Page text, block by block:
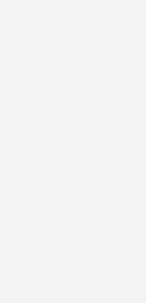
neben der U-Wert-
mehr oder weniger gut
geeignet. Nicht alle
oder
Werte
6946 [1] sowie DIN
sind die DIN V
2009/2014/2016.
von U-Wert-
den Umfang der
und
Strukturierung, auf